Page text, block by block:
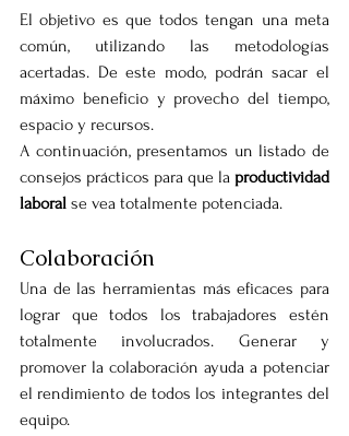
El objetivo es que todos tengan una meta
común, utilizando las metodologías
acertadas. De este modo, podrán sacar el
máximo beneficio y provecho del tiempo,
espacio y recursos.
A continuación, presentamos un listado de
consejos prácticos para que la productividad
laboral se vea totalmente potenciada.
Colaboración
Una de las herramientas más eficaces para
lograr que todos los trabajadores estén
totalmente involucrados. Generar y
promover la colaboración ayuda a potenciar
el rendimiento de todos los integrantes del
equipo.